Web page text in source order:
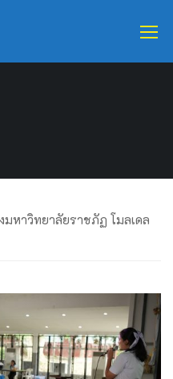
หาวิทยาลัยราชภัฏ โมลเดล